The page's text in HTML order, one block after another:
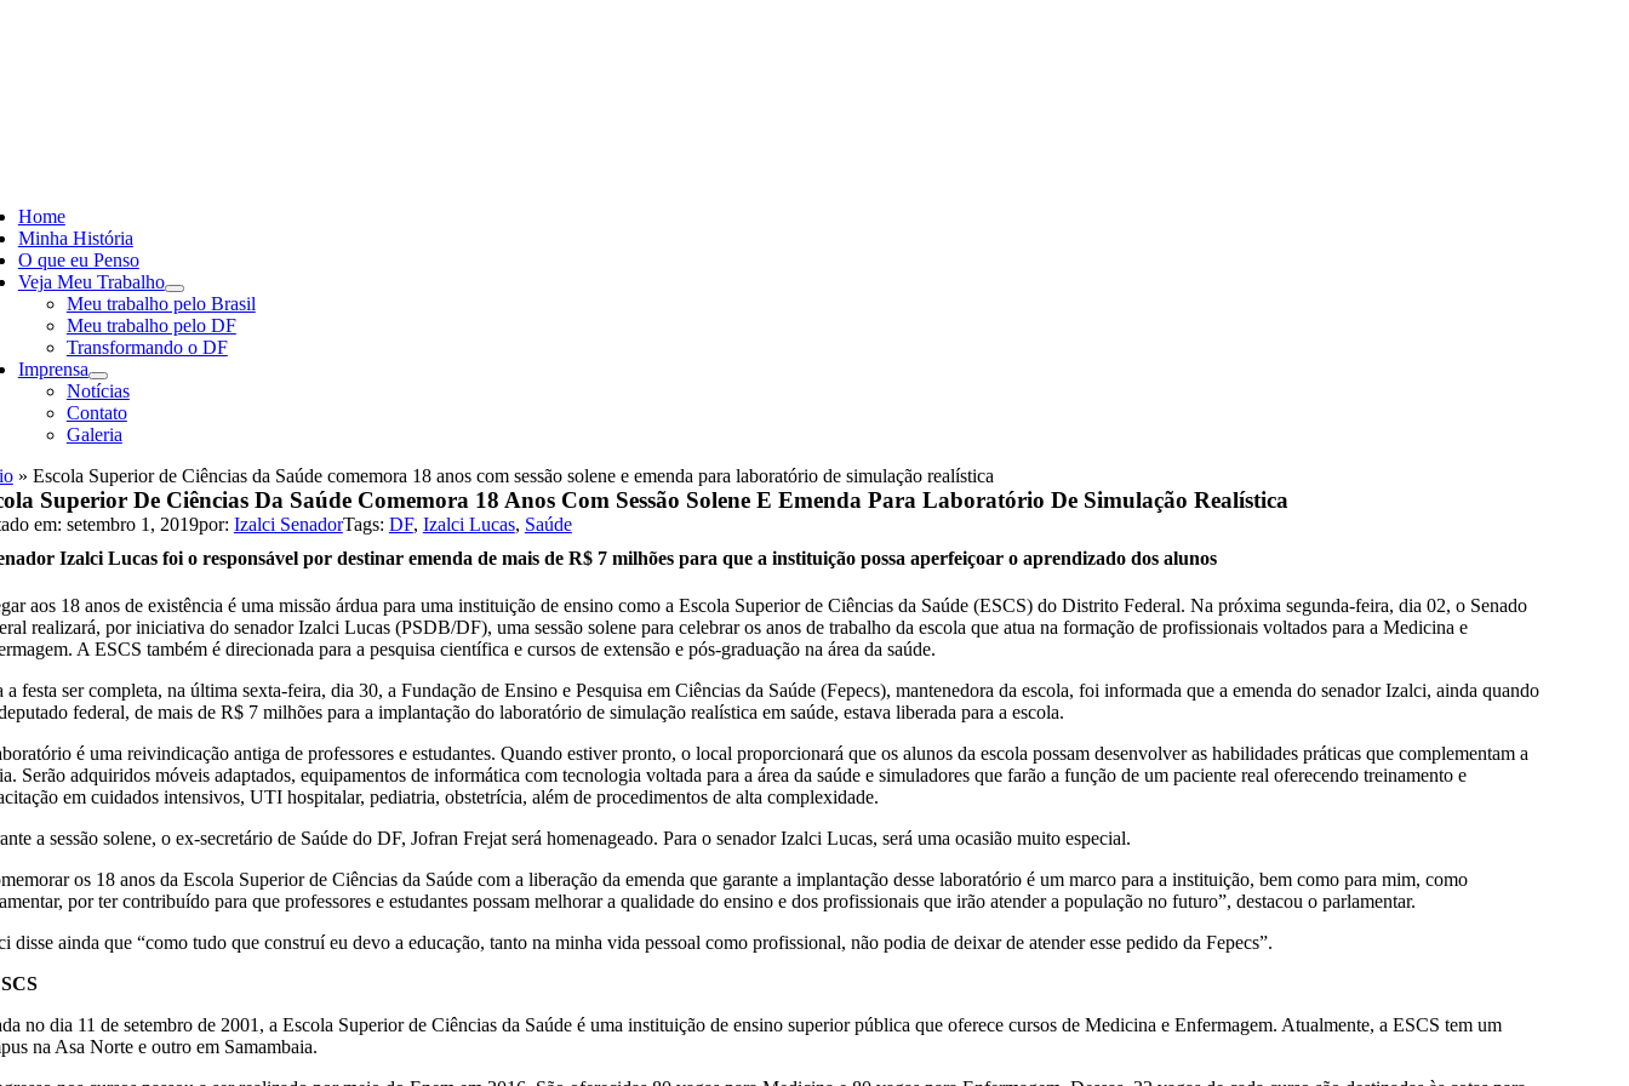
Home
Minha História
O que eu Penso
Veja Meu Trabalho
Meu trabalho pelo Brasil
Meu trabalho pelo DF
Transformando o DF
Imprensa
Notícias
Contato
Galeria
» Escola Superior de Ciências da Saúde comemora 18 anos com sessão solene e emenda para laboratório de simulação realística
Superior De Ciências Da Saúde Comemora 18 Anos Com Sessão Solene E Emenda Para Laboratório De Simulação Realística
em: setembro 1, 2019por: Izalci SenadorTags: DF, Izalci Lucas, Saúde
Izalci Lucas foi o responsável por destinar emenda de mais de R$ 7 milhões para que a instituição possa aperfeiçoar o aprendizado dos alunos
aos 18 anos de existência é uma missão árdua para uma instituição de ensino como a Escola Superior de Ciências da Saúde (ESCS) do Distrito Federal. Na próxima segunda-feira, dia 02, o Senado
realizará, por iniciativa do senador Izalci Lucas (PSDB/DF), uma sessão solene para celebrar os anos de trabalho da escola que atua na formação de profissionais voltados para a Medicina e
A ESCS também é direcionada para a pesquisa científica e cursos de extensão e pós-graduação na área da saúde.
a festa ser completa, na última sexta-feira, dia 30, a Fundação de Ensino e Pesquisa em Ciências da Saúde (Fepecs), mantenedora da escola, foi informada que a emenda do senador Izalci, ainda quando
federal, de mais de R$ 7 milhões para a implantação do laboratório de simulação realística em saúde, estava liberada para a escola.
é uma reivindicação antiga de professores e estudantes. Quando estiver pronto, o local proporcionará que os alunos da escola possam desenvolver as habilidades práticas que complementam a
Serão adquiridos móveis adaptados, equipamentos de informática com tecnologia voltada para a área da saúde e simuladores que farão a função de um paciente real oferecendo treinamento e
em cuidados intensivos, UTI hospitalar, pediatria, obstetrícia, além de procedimentos de alta complexidade.
a sessão solene, o ex-secretário de Saúde do DF, Jofran Frejat será homenageado. Para o senador Izalci Lucas, será uma ocasião muito especial.
os 18 anos da Escola Superior de Ciências da Saúde com a liberação da emenda que garante a implantação desse laboratório é um marco para a instituição, bem como para mim, como
por ter contribuído para que professores e estudantes possam melhorar a qualidade do ensino e dos profissionais que irão atender a população no futuro”, destacou o parlamentar.
disse ainda que “como tudo que construí eu devo a educação, tanto na minha vida pessoal como profissional, não podia de deixar de atender esse pedido da Fepecs”.
no dia 11 de setembro de 2001, a Escola Superior de Ciências da Saúde é uma instituição de ensino superior pública que oferece cursos de Medicina e Enfermagem. Atualmente, a ESCS tem um
na Asa Norte e outro em Samambaia.